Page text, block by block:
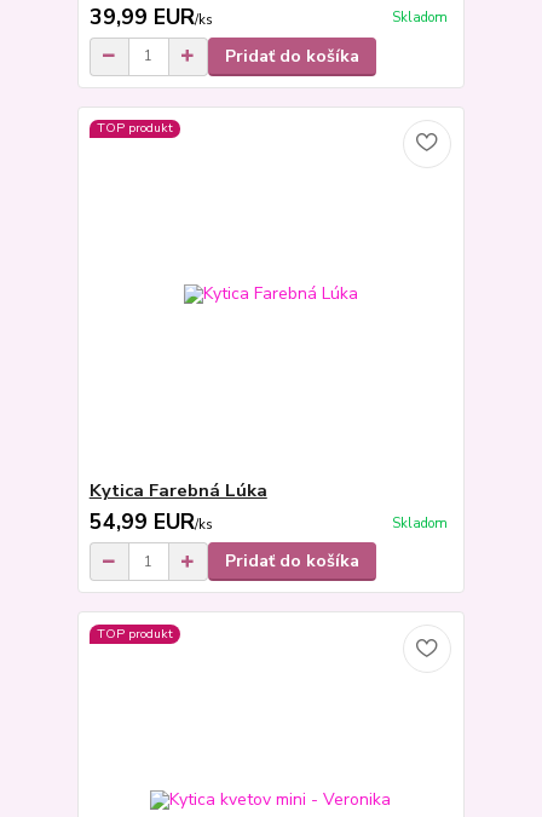
39,99 EUR/ks Skladom
Pridať do košíka
TOP produkt
Kytica Farebná Lúka
54,99 EUR/ks Skladom
Pridať do košíka
TOP produkt